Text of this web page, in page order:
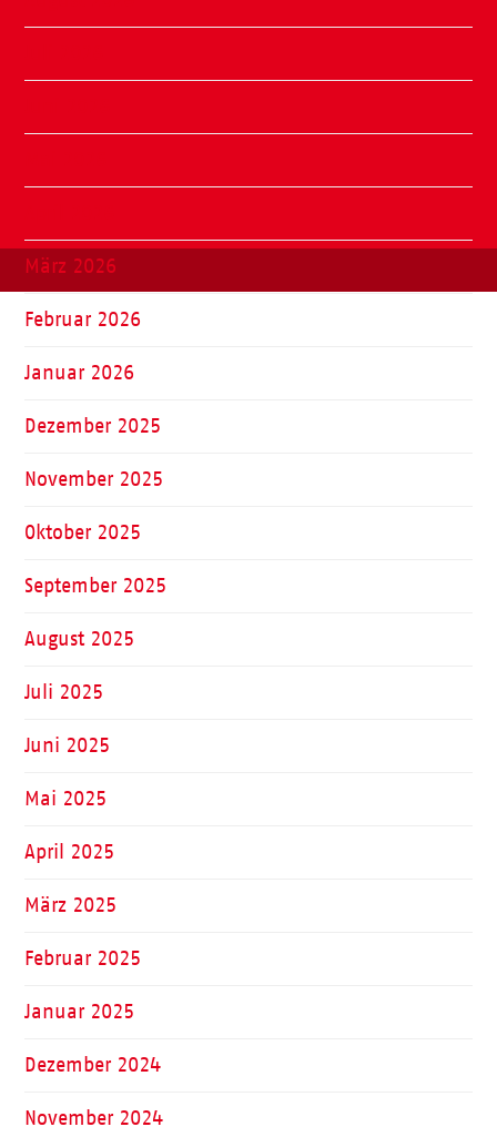
März 2026
Februar 2026
Januar 2026
Dezember 2025
November 2025
Oktober 2025
September 2025
August 2025
Juli 2025
Juni 2025
Mai 2025
April 2025
März 2025
Februar 2025
Januar 2025
Dezember 2024
November 2024